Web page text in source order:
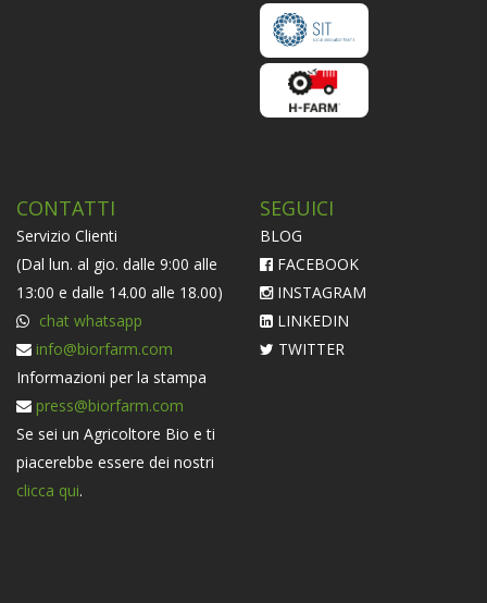
CONTATTI
Servizio Clienti
(Dal lun. al gio. dalle 9:00 alle
13:00 e dalle 14.00 alle 18.00)
chat whatsapp
info@biorfarm.com
Informazioni per la stampa
press@biorfarm.com
Se sei un Agricoltore Bio e ti
piacerebbe essere dei nostri
clicca qui.
SEGUICI
BLOG
FACEBOOK
INSTAGRAM
LINKEDIN
TWITTER